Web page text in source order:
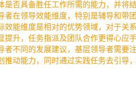
否具备胜任工作所需的能力，并将
者在领导效能维度，特别是辅导和带
能维度是相对的优势领域，对于关
升，任务指派及团队合作更得心应
不同的发展建议，基层领导者需要
动能力，同时通过实践任务去引导